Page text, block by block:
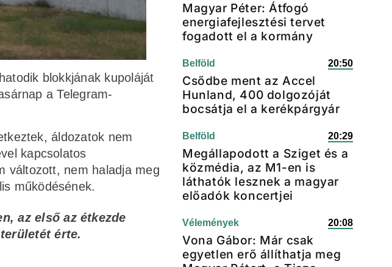
blokkjának kupoláját
a Telegram-
áldozatok nem
kapcsolatos
változott, nem haladja meg
működésének.
az első az étkezde
érte.
Magyar Péter: Átfogó
energiafejlesztési tervet
fogadott el a kormány
Belföld 20:50
Csődbe ment az Accel
Hunland, 400 dolgozóját
bocsátja el a kerékpárgyár
Belföld 20:29
Megállapodott a Sziget és a
közmédia, az M1-en is
láthatók lesznek a magyar
előadók koncertjei
Vélemények 20:08
Vona Gábor: Már csak
egyetlen erő állíthatja meg